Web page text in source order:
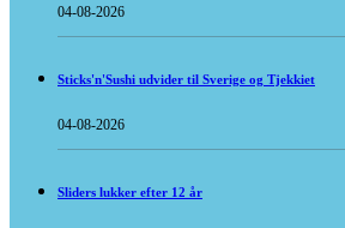
04-08-2026
Sticks'n'Sushi udvider til Sverige og Tjekkiet
04-08-2026
Sliders lukker efter 12 år